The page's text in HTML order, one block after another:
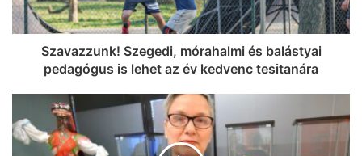
Szavazzunk! Szegedi, mórahalmi és balástyai
pedagógus is lehet az év kedvenc tesitanára